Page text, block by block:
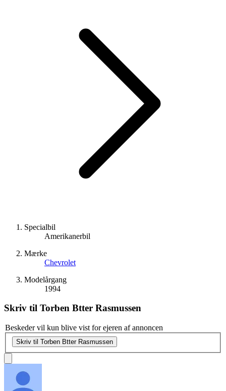
Specialbil
Amerikanerbil
Mærke
Chevrolet
Modelårgang
1994
Skriv til Torben Btter Rasmussen
Beskeder vil kun blive vist for ejeren af annoncen
Skriv til Torben Btter Rasmussen